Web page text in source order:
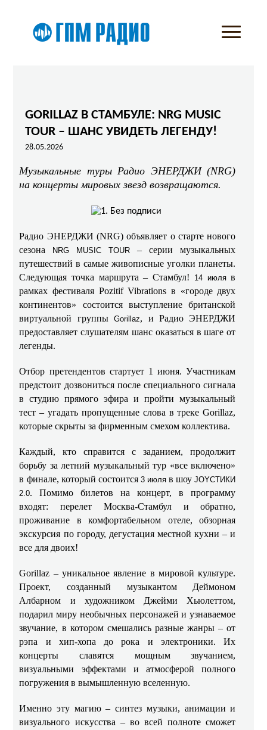
GORILLAZ В СТАМБУЛЕ: NRG MUSIC
TOUR – ШАНС УВИДЕТЬ ЛЕГЕНДУ!
28.05.2026
Музыкальные туры Радио ЭНЕРДЖИ (NRG)
на концерты мировых звезд возвращаются.
Радио ЭНЕРДЖИ (NRG) объявляет о старте нового
сезона
NRG MUSIC TOUR – серии музыкальных
путешествий в самые живописные уголки планеты.
Следующая точка маршрута – Стамбул!
14 июляв
рамках фестиваля Pozitif Vibrations в «городе двух
континентов» состоится выступление британской
виртуальной группыGorillaz, и Радио ЭНЕРДЖИ
предоставляет слушателям шанс оказаться в шаге от
легенды.
Отбор претендентов стартует 1 июня. Участникам
предстоит дозвониться после специального сигнала
в студию прямого эфира и пройти музыкальный
тест – угадать пропущенные слова в треке Gorillaz,
которые скрыты за фирменным смехом коллектива.
Каждый, кто справится с заданием, продолжит
борьбу за летний музыкальный тур «все включено»
в финале, который состоится 3 июляв шоуJOYСТИКИ
2.0. Помимо билетов на концерт, в программу
входят: перелет Москва-Стамбул и обратно,
проживание в комфортабельном отеле, обзорная
экскурсия по городу, дегустация местной кухни – и
все для двоих!
Gorillaz – уникальное явление в мировой культуре.
Проект, созданный музыкантом Деймоном
Албарном и художником Джейми Хьюлеттом,
подарил миру необычных персонажей и узнаваемое
звучание, в котором смешались разные жанры – от
рэпа и хип-хопа до рока и электроники. Их
концерты славятся мощным звучанием,
визуальными эффектами и атмосферой полного
погружения в вымышленную вселенную.
Именно эту магию – синтез музыки, анимации и
визуального искусства – во всей полноте сможет